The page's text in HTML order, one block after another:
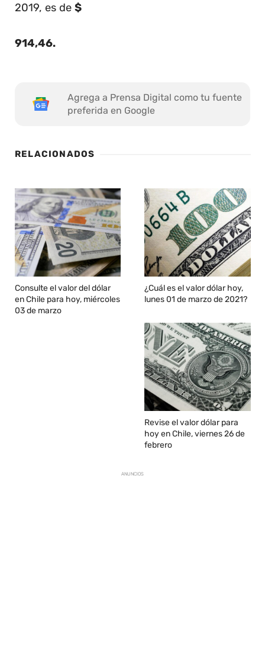
2019, es de $
914,46.
Agrega a Prensa Digital como tu fuente
preferida en Google
RELACIONADOS
Consulte el valor del dólar
en Chile para hoy, miércoles
03 de marzo
¿Cuál es el valor dólar hoy,
lunes 01 de marzo de 2021?
Revise el valor dólar para
hoy en Chile, viernes 26 de
febrero
ANUNCIOS